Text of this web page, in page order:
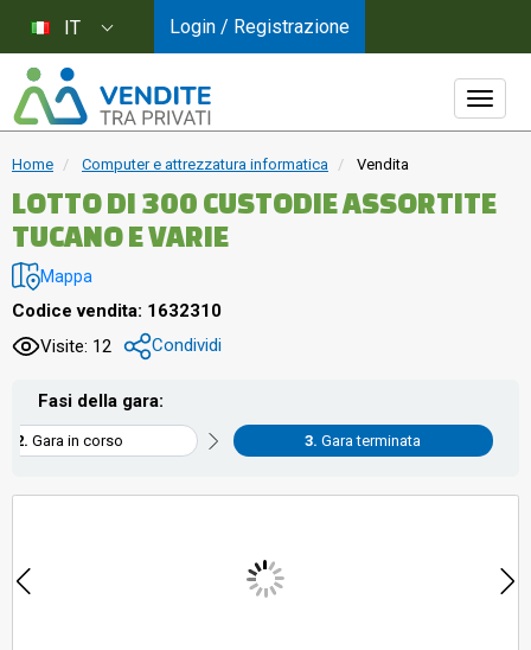
Home Computer e attrezzatura informatica Vendita
LOTTO DI 300 CUSTODIE ASSORTITE
TUCANO E VARIE
Mappa
Codice vendita: 1632310
Visite: 12
Condividi
Fasi della gara:
Gara in corso Gara terminata
IT Login / Registrazione